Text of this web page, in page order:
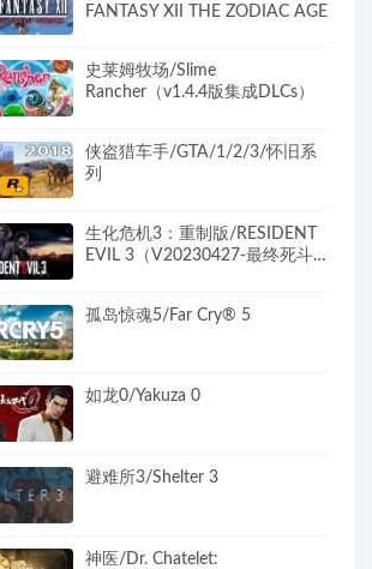
FANTASY XII THE ZODIAC AGE
史莱姆牧场/Slime
Rancher（v1.4.4版集成DLCs）
侠盗猎车手/GTA/1/2/3/怀旧系
列
生化危机3：重制版/RESIDENT
EVIL 3（V20230427-最终死斗
孤岛惊魂5/Far Cry® 5
如龙0/Yakuza 0
避难所3/Shelter 3
神医/Dr. Chatelet: